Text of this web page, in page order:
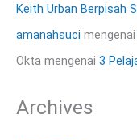
Keith Urban Berpisah
amanahsuci mengenai
Okta mengenai 3
Archives